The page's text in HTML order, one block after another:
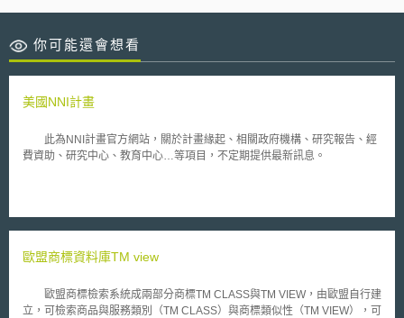
你可能還會想看
美國NNI計畫
此為NNI計畫官方網站，關於計畫緣起、相關政府機構、研究報告、經
費資助、研究中心、教育中心…等項目，不定期提供最新訊息。
歐盟商標資料庫TM view
歐盟商標檢索系統成兩部分商標TM CLASS與TM VIEW，由歐盟自行建
立，可檢索商品與服務類別（TM CLASS）與商標類似性（TM VIEW），可